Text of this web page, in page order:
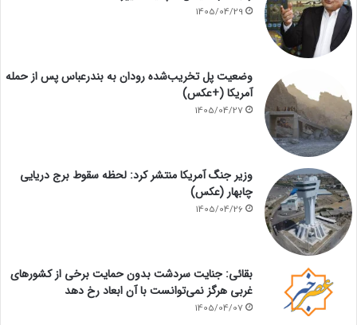
1405/04/29
وضعیت پل تخریب‌شده رودان به بندرعباس پس از حمله
آمریکا (+عکس)
1405/04/27
وزیر جنگ آمریکا منتشر کرد: لحظه سقوط برج دریایی
چابهار (عکس)
1405/04/26
بقائی: جنایت سردشت بدون حمایت برخی از کشورهای
غربی هرگز نمی‌توانست با آن ابعاد رخ دهد
1405/04/07